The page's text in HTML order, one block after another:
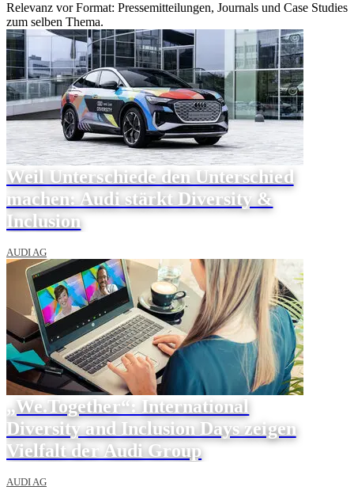
Relevanz vor Format: Pressemitteilungen, Journals und Case Studies
zum selben Thema.
Weil Unterschiede den Unterschied
machen: Audi stärkt Diversity &
Inclusion
AUDI AG
„We.Together“: International
Diversity and Inclusion Days zeigen
Vielfalt der Audi Group
AUDI AG